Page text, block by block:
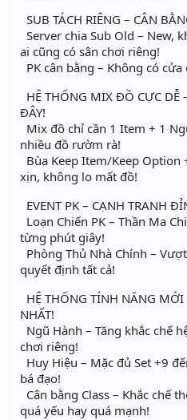
SUB TÁCH RIÊNG – CÂN
Server chia Sub Old – New,
ai cũng có sân chơi riêng!
PK cân bằng – Không có
HỆ THỐNG MIX ĐỒ CỰC DỄ
ĐÂY!
Mix đồ chỉ cần 1 Item + 1
nhiều đồ rườm rà!
Bùa Keep Item/Keep
xịn, không lo mất đồ!
EVENT PK – CẠNH TRANH
Loạn Chiến PK – Thần Ma
từng phút giây!
Phòng Thủ Nhà Chính –
quyết định tất cả!
HỆ THỐNG TÍNH NĂNG
NHẤT!
Ngũ Hành – Tăng khắc chế
chơi riêng!
Huy Hiệu – Mặc đủ Set +9
bá đạo!
Cân bằng Class – Khắc chế
quá yếu hay quá mạnh!